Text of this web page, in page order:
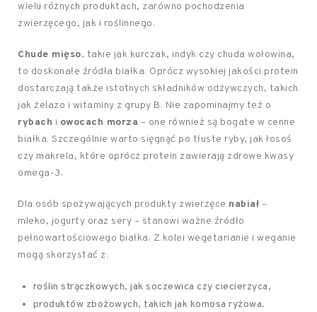
wielu różnych produktach, zarówno pochodzenia
zwierzęcego, jak i roślinnego.
Chude mięso, takie jak kurczak, indyk czy chuda wołowina,
to doskonałe źródła białka. Oprócz wysokiej jakości protein
dostarczają także istotnych składników odżywczych, takich
jak żelazo i witaminy z grupy B. Nie zapominajmy też o
rybach i owocach morza – one również są bogate w cenne
białka. Szczególnie warto sięgnąć po tłuste ryby, jak łosoś
czy makrela, które oprócz protein zawierają zdrowe kwasy
omega-3.
Dla osób spożywających produkty zwierzęce nabiał –
mleko, jogurty oraz sery – stanowi ważne źródło
pełnowartościowego białka. Z kolei wegetarianie i weganie
mogą skorzystać z:
roślin strączkowych, jak soczewica czy ciecierzyca,
produktów zbożowych, takich jak komosa ryżowa.